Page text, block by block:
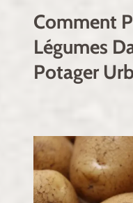
Comment
Légumes
Potager